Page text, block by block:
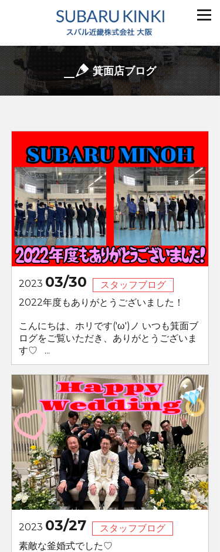
箕面店ブログ
2023 03/30
スタッフブログ
2022年度もありがとうございました！
こんにちは、ホリです('ω')ノ いつも箕面ブ
ログをご覧いただき、ありがとうございま
す♡ ...
2023 03/27
スタッフブログ
素敵な釜婚式でした♡